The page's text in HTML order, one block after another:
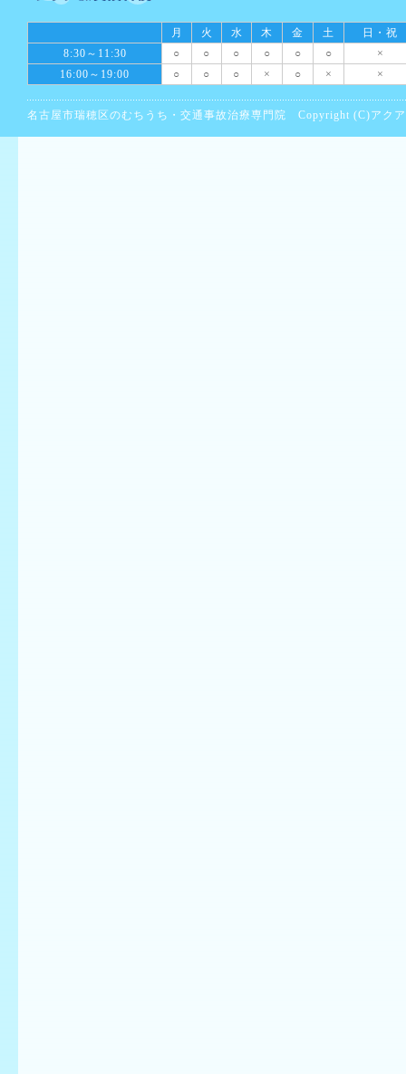
月 火 水 木 金 土
日・祝
8:30～11:30
○ ○ ○ ○ ○ ○
×
16:00～19:00
○ ○ ○ × ○ × ×
名古屋市瑞穂区のむちうち・交通事故治療専門院 Copyright (C)アク